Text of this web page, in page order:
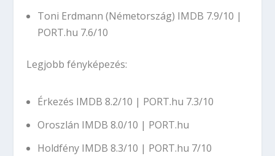
Toni Erdmann (Németország) IMDB 7.9/10 |
PORT.hu 7.6/10
Legjobb fényképezés:
Érkezés IMDB 8.2/10 | PORT.hu 7.3/10
Oroszlán IMDB 8.0/10 | PORT.hu
Holdfény IMDB 8.3/10 | PORT.hu 7/10